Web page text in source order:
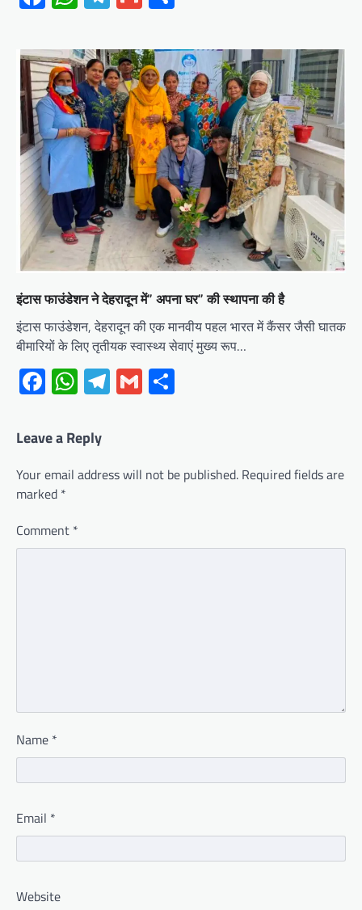
इंटास फाउंडेशन ने देहरादून में” अपना घर” की स्थापना की है
इंटास फाउंडेशन, देहरादून की एक मानवीय पहल भारत में कैंसर जैसी घातक
बीमारियों के लिए तृतीयक स्वास्थ्य सेवाएं मुख्य रूप…
Facebook
WhatsApp
Telegram
Gmail
Leave a Reply
Your email address will not be published. Required fields are
marked *
Comment *
Name *
Email *
Website